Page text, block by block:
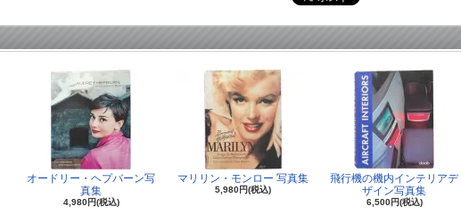
オードリー・ヘプバーン写
真集
4,980円(税込)
マリリン・モンロー 写真集
5,980円(税込)
飛行機の機内インテリアデ
ザイン写真集
6,500円(税込)